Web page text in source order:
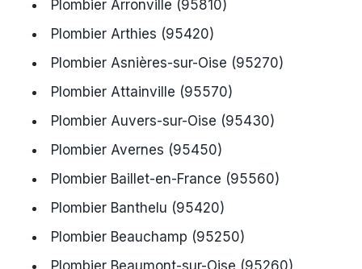
Plombier Arronville (95810)
Plombier Arthies (95420)
Plombier Asnières-sur-Oise (95270)
Plombier Attainville (95570)
Plombier Auvers-sur-Oise (95430)
Plombier Avernes (95450)
Plombier Baillet-en-France (95560)
Plombier Banthelu (95420)
Plombier Beauchamp (95250)
Plombier Beaumont-sur-Oise (95260)